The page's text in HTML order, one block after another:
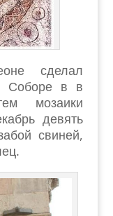
сделал
Соборе в в
мозаики
девять
свиней,